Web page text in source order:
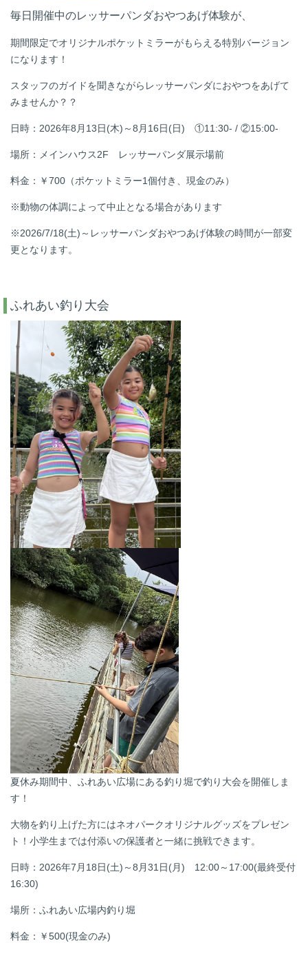
毎日開催中のレッサーパンダおやつあげ体験が、
期間限定でオリジナルポケットミラーがもらえる特別バージョン
になります！
スタッフのガイドを聞きながらレッサーパンダにおやつをあげて
みませんか？？
日時： 2026年8月13日(木)～8月16日(日) ①11:30- / ②15:00-
場所：メインハウス2F レッサーパンダ展示場前
料金：￥700（ポケットミラー1個付き、現金のみ）
※動物の体調によって中止となる場合があります
※2026/7/18(土)～レッサーパンダおやつあげ体験の時間が一部変
更となります。
ふれあい釣り大会
夏休み期間中、ふれあい広場にある釣り堀で釣り大会を開催しま
す！
大物を釣り上げた方にはネオパークオリジナルグッズをプレゼン
ト！小学生までは付添いの保護者と一緒に挑戦できます。
日時： 2026年7月18日(土)～8月31日(月) 12:00～17:00(最終受付
16:30)
場所：ふれあい広場内釣り堀
料金：￥500(現金のみ)